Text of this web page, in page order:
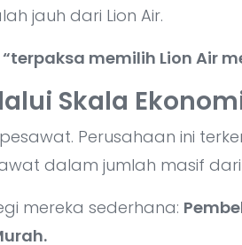
jauh dari Lion Air.
“terpaksa memilih Lion Air
Skala
Perusahaan ini
dalam jumlah masif dari
mereka sederhana: